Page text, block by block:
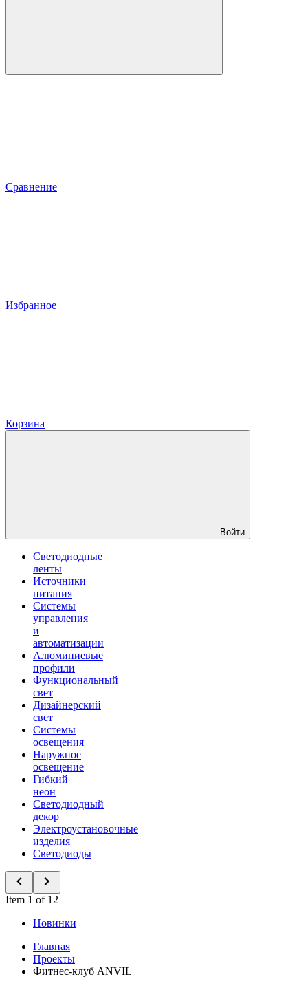
Сравнение
Избранное
Корзина
Войти
Светодиодные
ленты
Источники
питания
Системы
управления
и
автоматизации
Алюминиевые
профили
Функциональный
свет
Дизайнерский
свет
Системы
освещения
Наружное
освещение
Гибкий
неон
Светодиодный
декор
Электроустановочные
изделия
Светодиоды
Item 1 of 12
Новинки
Главная
Проекты
Фитнес-клуб ANVIL